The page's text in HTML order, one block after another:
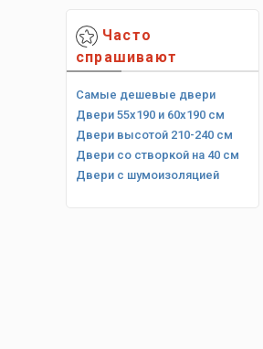
Часто
спрашивают
Самые дешевые двери
Двери 55х190 и 60х190 см
Двери высотой 210-240 см
Двери со створкой на 40 см
Двери с шумоизоляцией